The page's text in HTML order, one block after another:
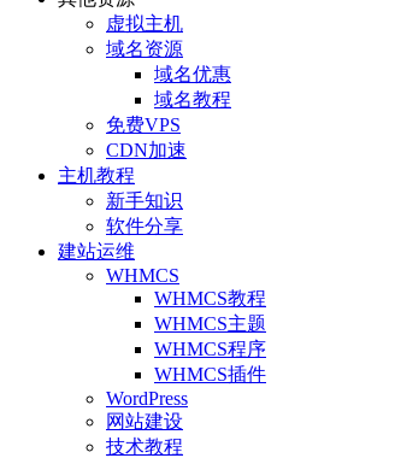
虚拟主机
域名资源
域名优惠
域名教程
免费VPS
CDN加速
主机教程
新手知识
软件分享
建站运维
WHMCS
WHMCS教程
WHMCS主题
WHMCS程序
WHMCS插件
WordPress
网站建设
技术教程